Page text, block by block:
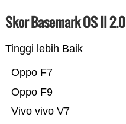
Skor Basemark OS II 2.0
Tinggi lebih Baik
Vivo vivo V7
Oppo F9
Oppo F7